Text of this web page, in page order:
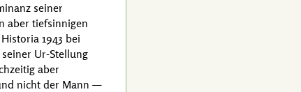
seiner
aber tiefsinnigen
1943 bei
seiner Ur-Stellung
aber
nicht der Mann —